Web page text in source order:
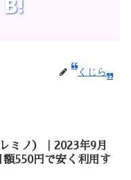
くじら
ミノ）｜2023年9月
額550円で安く利用す